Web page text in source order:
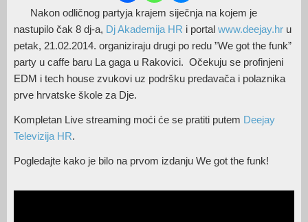
Nakon odličnog partyja krajem siječnja na kojem je
nastupilo čak 8 dj-a, Dj Akademija HR i portal www.deejay.hr u
petak, 21.02.2014. organiziraju drugi po redu ”We got the funk”
party u caffe baru La gaga u Rakovici. Očekuju se profinjeni
EDM i tech house zvukovi uz podršku predavača i polaznika
prve hrvatske škole za Dje.
Kompletan Live streaming moći će se pratiti putem Deejay
Televizija HR.
Pogledajte kako je bilo na prvom izdanju We got the funk!